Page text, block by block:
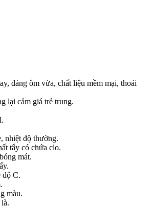
dáng ôm vừa, chất liệu mềm mại, thoải
lại cảm giá trẻ trung.
nhiệt độ thường.
tẩy có chứa clo.
mát.
độ C.
màu.